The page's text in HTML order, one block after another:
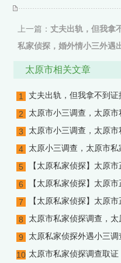
上一篇： 丈夫出轨，但我拿
私家侦探，婚外情小三外遇
下一篇：没有了
太原市相关文章
1 丈夫出轨，但我拿不到
2 太原市小三调查，太原
3 太原市小三调查，太原
4 太原小三调查，太原市
5 【太原私家侦探】太原
6 【太原私家侦探】太原
7 【太原私家侦探】太原
8 太原市私家侦探调查，
9 太原私家侦探外遇小三
10 太原市私家侦探调查取